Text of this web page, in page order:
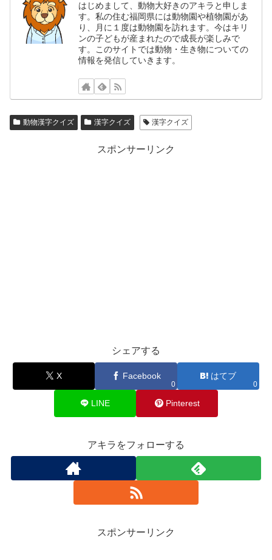
はじめまして、動物大好きのアキラと申しま
す。私の住む福岡県には動物園や植物園があ
り、月に１度は動物園を訪れます。今はキリ
ンの子どもが産まれたので成長が楽しみで
す。このサイトでは動物・生き物についての
情報を発信していきます。
動物漢字クイズ 漢字クイズ 漢字クイズ
スポンサーリンク
シェアする
X Facebook
0
はてブ
0
LINE Pinterest
アキラをフォローする
スポンサーリンク